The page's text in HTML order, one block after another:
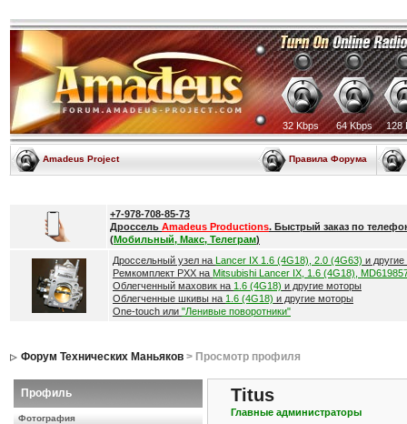
32 Kbps 64 Kbps 128
Amadeus Project Правила Форума
+7-978-708-85-73
Дроссель Amadeus Productions. Быстрый заказ по
(Мобильный, Макс, Телеграм)
Дроссельный узел на Lancer IX 1.6 (4G18), 2.0 (4G63) и
Ремкомплект РХХ на Mitsubishi Lancer IX, 1.6 (4G18),
Облегченный маховик на 1.6 (4G18) и другие моторы
Облегченные шкивы на 1.6 (4G18) и другие моторы
One-touch или "Ленивые поворотники"
Форум Технических Маньяков> Просмотр профиля
Профиль
Фотография
Titus
Главные администраторы